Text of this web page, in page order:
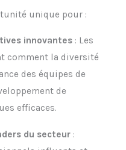
unique pour :
innovantes: Les
comment la diversité
des équipes de
de
efficaces.
du secteur: